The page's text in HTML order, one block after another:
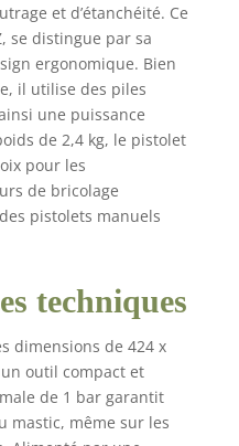
et d’étanchéité. Ce
se distingue par sa
ergonomique. Bien
il utilise des piles
une puissance
de 2,4 kg, le pistolet
pour les
de bricolage
pistolets manuels
techniques
dimensions de 424 x
outil compact et
de 1 bar garantit
mastic, même sur les